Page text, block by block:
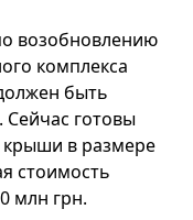
возобновлению
комплекса
быть
Сейчас готовы
крыши в размере
стоимость
млн грн.